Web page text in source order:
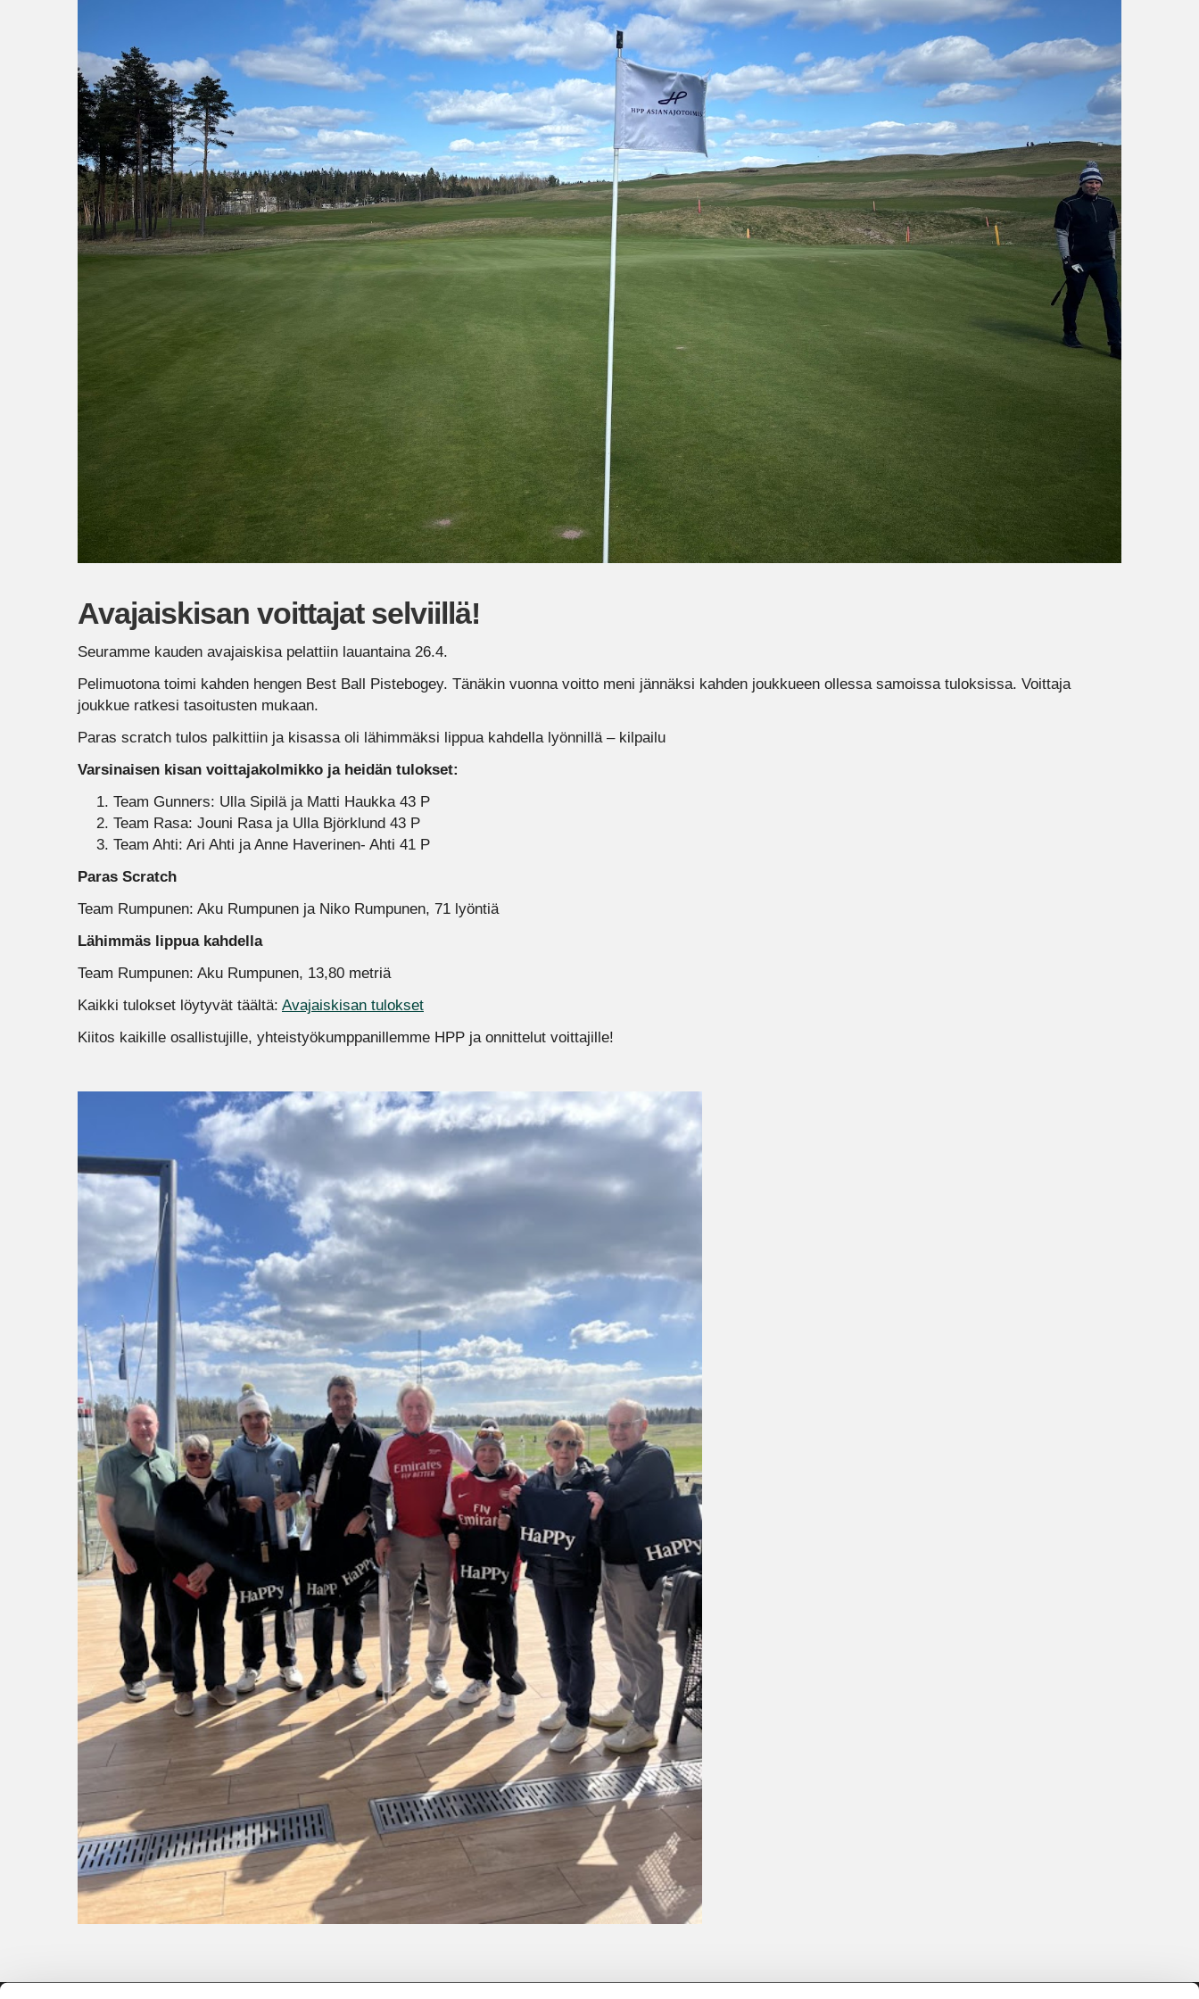
Avajaiskisan voittajat selviillä!
Seuramme kauden avajaiskisa pelattiin lauantaina 26.4.
Pelimuotona toimi kahden hengen Best Ball Pistebogey. Tänäkin vuonna voitto meni jännäksi kahden joukkueen ollessa samoissa tuloksissa. Voittaja
joukkue ratkesi tasoitusten mukaan.
Paras scratch tulos palkittiin ja kisassa oli lähimmäksi lippua kahdella lyönnillä – kilpailu
Varsinaisen kisan voittajakolmikko ja heidän tulokset:
Team Gunners: Ulla Sipilä ja Matti Haukka 43 P
Team Rasa: Jouni Rasa ja Ulla Björklund 43 P
Team Ahti: Ari Ahti ja Anne Haverinen- Ahti 41 P
Paras Scratch
Team Rumpunen: Aku Rumpunen ja Niko Rumpunen, 71 lyöntiä
Lähimmäs lippua kahdella
Team Rumpunen: Aku Rumpunen, 13,80 metriä
Kaikki tulokset löytyvät täältä: Avajaiskisan tulokset
Kiitos kaikille osallistujille, yhteistyökumppanillemme HPP ja onnittelut voittajille!